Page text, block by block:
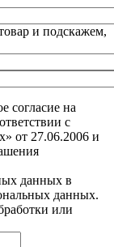
и подскажем,
согласие на
с
от 27.06.2006 и
данных в
данных.
или